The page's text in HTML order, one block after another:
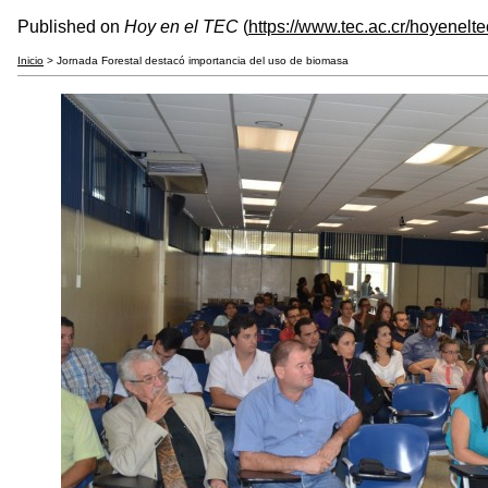
Published on Hoy en el TEC (https://www.tec.ac.cr/
Inicio > Jornada Forestal destacó importancia del uso de biomasa